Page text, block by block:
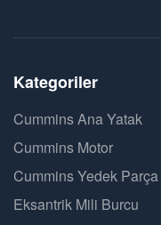
Kategoriler
Cummins Ana Yatak
Cummins Motor
Cummins Yedek Parça
Eksantrik Mili Burcu